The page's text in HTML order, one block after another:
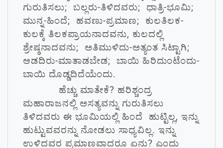
ಗುರುತಿಸಲು; ಬಲ್ಲರು-ತಿಳಿದವರು; ಧಾತ್ರಿ-ಭೂಮಿ;
ಮುನ್ನ-ಹಿಂದೆ; ಹವಣು-ಪ್ರಮಾಣ; ಕುಲತಿಲಕ-
ಕುಲಕ್ಕೆ ತಿಲಕಪ್ರಾಯನಾದವನು, ಕುಲದಲ್ಲಿ
ಶ್ರೇಷ್ಠನಾದವನು; ಅತಿಮುಳಿದು-ಅತ್ಯಂತ ಸಿಟ್ಟಾಗಿ;
ಆಡದಿರು-ಮಾತಾಡಬೇಡ; ಬಾಯಿ ಹಿರಿದುಂಟೆಂದು-
ಬಾಯಿ ದೊಡ್ಡದಿದೆಯೆಂದು.
ಹೆಚ್ಚು ಮಾತೇಕೆ? ಹರಿಶ್ಚಂದ್ರ
ಮಹಾರಾಜನಲ್ಲಿ ಅಸತ್ಯವನ್ನು ಗುರುತಿಸಲು
ತಿಳಿದವರು ಈ ಭೂಮಿಯಲ್ಲಿ ಹಿಂದೆ ಹುಟ್ಟಿಲ್ಲ, ಇನ್ನು
ಹುಟ್ಟುವವರನ್ನು ನೋಡಲು ಸಾಧ್ಯವಿಲ್ಲ. ಇನ್ನು
ಉಳಿದವರ ಪ್ರಮಾಣವಾದರೂ ಏನು? ಎಂದು